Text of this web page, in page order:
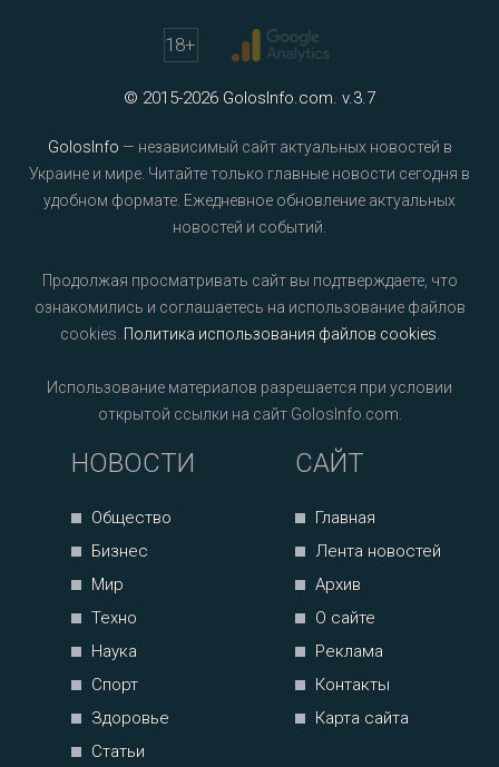
18+
© 2015-2026 GolosInfo.com. v.3.7
GolosInfo — независимый сайт актуальных новостей в
Украине и мире. Читайте только главные новости сегодня в
удобном формате. Ежедневное обновление актуальных
новостей и событий.
Продолжая просматривать сайт вы подтверждаете, что
ознакомились и соглашаетесь на использование файлов
cookies. Политика использования файлов cookies
Использование материалов разрешается при условии
открытой ссылки на сайт GolosInfo.com.
НОВОСТИ
Общество
Бизнес
Мир
Техно
Наука
Спорт
Здоровье
Статьи
САЙТ
Главная
Лента новостей
Архив
О сайте
Реклама
Контакты
Карта сайта